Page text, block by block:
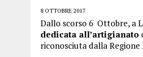
8 OTTOBRE 2017
Dallo scorso 6 Ottobre, a
dedicata all’artigianato
riconosciuta dalla Regione